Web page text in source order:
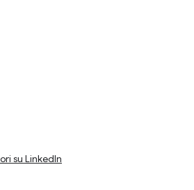
su LinkedIn